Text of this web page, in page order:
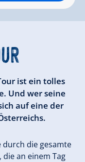
ist ein tolles
Und wer seine
auf eine der
durch die gesamte
an einem Tag